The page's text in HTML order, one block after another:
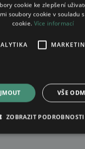
cookie ke zlepšení
soubory cookie v souladu
cookie. Více informací
VŠE
ZOBRAZIT PODROBNOSTI